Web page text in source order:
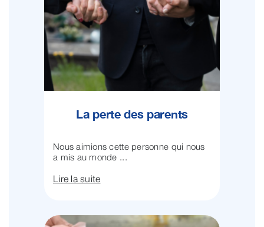
La perte des parents
Nous aimions cette personne qui nous
a mis au monde ...
Lire la suite